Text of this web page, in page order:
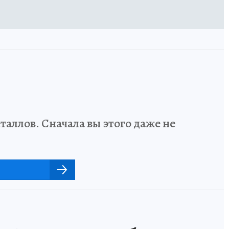
Сначала вы этого даже не